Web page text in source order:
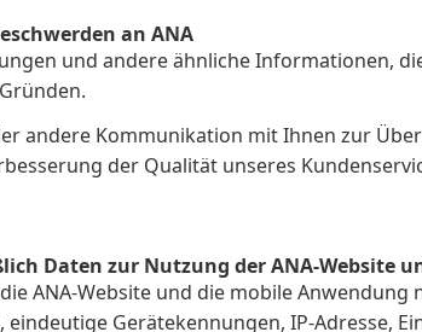
an ANA
und andere ähnliche Informationen,
andere Kommunikation mit Ihnen zur
der Qualität unseres
Daten zur Nutzung der ANA-Website
ANA-Website und die mobile
Gerätekennungen, IP-Adresse,